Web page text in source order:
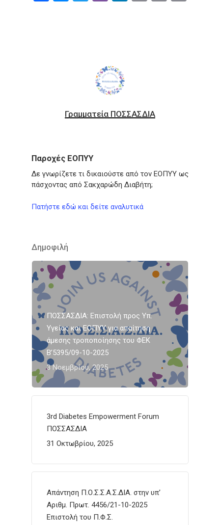
Γραμματεία ΠΟΣΣΑΣΔΙΑ
Παροχές ΕΟΠΥΥ
Δε γνωρίζετε τι δικαιούστε από τον ΕΟΠΥΥ ως
πάσχοντας από Σακχαρώδη Διαβήτη;
Πατήστε εδώ και δείτε αναλυτικά
Δημοφιλή
ΠΟΣΣΑΣΔΙΑ: Επιστολή προς Υπ.
Υγείας και ΕΟΠΥΥ για απαίτηση
άμεσης τροποποίησης του ΦΕΚ
Β’5395/09-10-2025
3 Νοεμβρίου, 2025
3rd Diabetes Empowerment Forum
ΠΟΣΣΑΣΔΙΑ
31 Οκτωβρίου, 2025
Απάντηση Π.Ο.Σ.Σ.Α.Σ.ΔΙΑ. στην υπ’
Αριθμ. Πρωτ. 4456/21-10-2025
Επιστολή του Π.Φ.Σ.